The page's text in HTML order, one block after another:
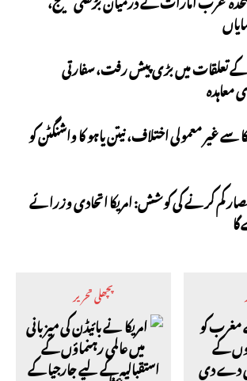
کے تعلقات میں بڑی پیش رفت، سفارتی
معاہدہ
سے غیر معمولی اختلاف، نیتن یاہو کا واشنگٹن کو
کم کرنے کی کوشش: امریکا اتحادی وزرائے
پچھلی تحریر